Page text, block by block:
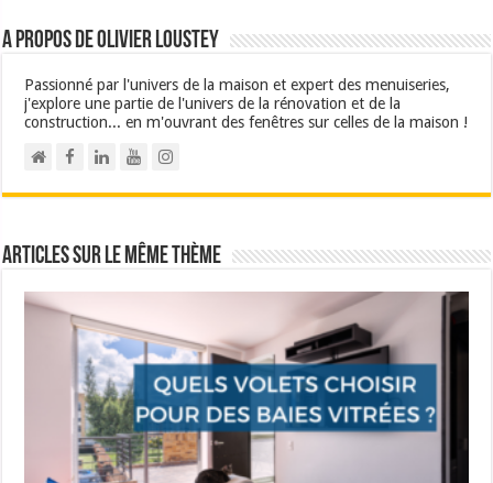
A propos de Olivier Loustey
Passionné par l'univers de la maison et expert des menuiseries,
j'explore une partie de l'univers de la rénovation et de la
construction... en m'ouvrant des fenêtres sur celles de la maison !
Articles sur le même thème